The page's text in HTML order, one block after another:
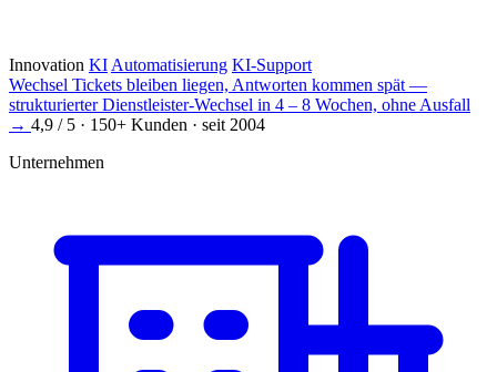
Innovation KI Automatisierung KI-Support
Wechsel Tickets bleiben liegen, Antworten kommen spät —
strukturierter Dienstleister-Wechsel in 4 – 8 Wochen, ohne Ausfall
→ 4,9 / 5 · 150+ Kunden · seit 2004
Unternehmen